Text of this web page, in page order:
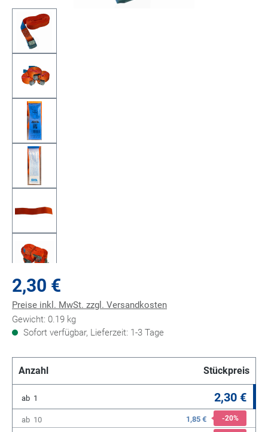
2,30 €
Preise inkl. MwSt. zzgl. Versandkosten
Gewicht: 0.19 kg
Sofort verfügbar, Lieferzeit: 1-3 Tage
Anzahl Stückpreis
ab 1 2,30 €
ab 10 1,85 € -20%